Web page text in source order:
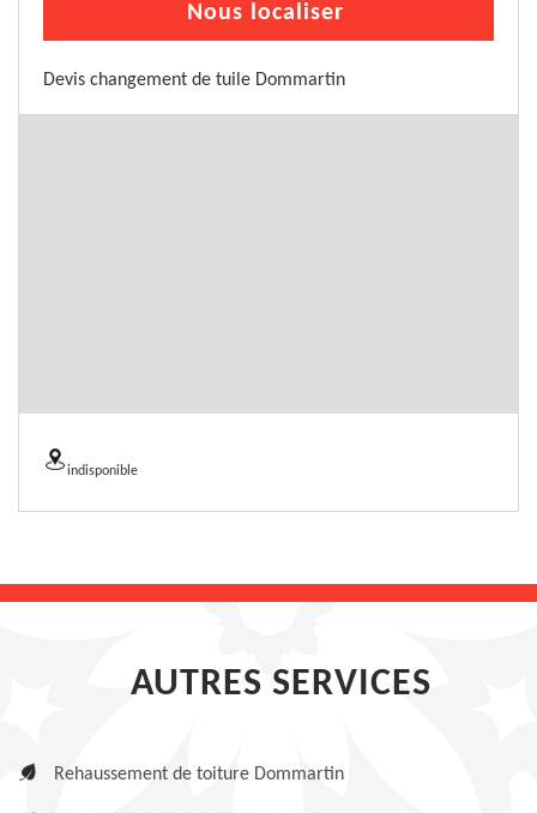
Nous localiser
Devis changement de tuile Dommartin
indisponible
AUTRES SERVICES
Rehaussement de toiture Dommartin